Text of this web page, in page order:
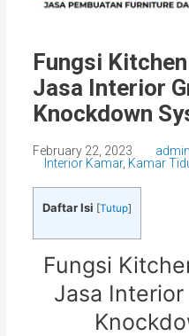
Fungsi
Jasa Interior
Knockdown
February 22, 2023
admin
Interior Kamar, Kamar
Daftar Isi [Tutup]
Fungsi
Jasa